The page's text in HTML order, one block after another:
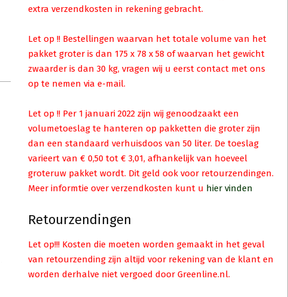
extra verzendkosten in rekening gebracht.
Let op !! Bestellingen waarvan het totale volume van het
pakket groter is dan 175 x 78 x 58 of waarvan het gewicht
zwaarder is dan 30 kg, vragen wij u eerst contact met ons
op te nemen via e-mail.
Let op !! Per 1 januari 2022 zijn wij genoodzaakt een
volumetoeslag te hanteren op pakketten die groter zijn
dan een standaard verhuisdoos van 50 liter. De toeslag
varieert van € 0,50 tot € 3,01, afhankelijk van hoeveel
groteruw pakket wordt. Dit geld ook voor retourzendingen.
Meer informtie over verzendkosten kunt u hier vinden
Retourzendingen
Let op!!! Kosten die moeten worden gemaakt in het geval
van retourzending zijn altijd voor rekening van de klant en
worden derhalve niet vergoed door Greenline.nl.